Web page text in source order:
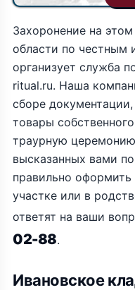
Захоронение на
области по честным
организует служба
ritual.ru. Наша
сборе
товары
траурную
высказанных вами
правильно
участке или в
ответят на ваши
02-88.
Ивановское